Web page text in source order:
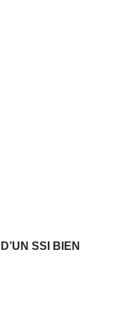
SSI BIEN